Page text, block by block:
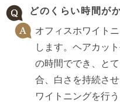
どのくらい時間が
オフィスホワイト
します。 ヘアカッ
の時間ででき、と
合、白さを持続させ
ワイトニングを行